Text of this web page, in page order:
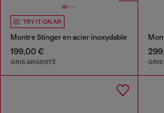
TRY IT ON AR
Montre Stinger en acier inoxydable
199,00 €
GRIS ARGENTÉ GRIS